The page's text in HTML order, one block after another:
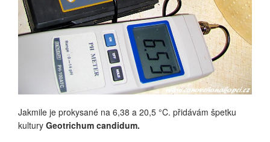
Jakmile je prokysané na 6,38 a 20,5 °C. přidávám špetku
kultury Geotrichum candidum.